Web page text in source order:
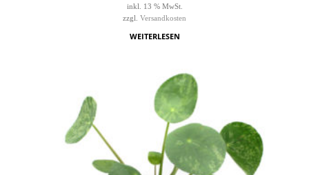
inkl. 13 % MwSt.
zzgl. Versandkosten
WEITERLESEN